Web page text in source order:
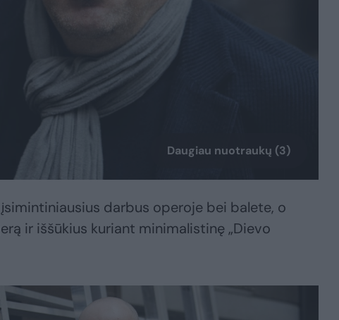
Daugiau nuotraukų (3)
darbus operoje bei balete, o
ir iššūkius kuriant minimalistinę „Dievo